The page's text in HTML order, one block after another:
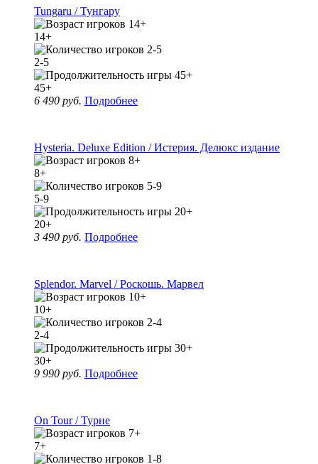
Tungaru / Тунгару
14+
2-5
45+
6 490 руб. Подробнее
Hysteria. Deluxe Edition / Истерия. Делюкс издание
8+
5-9
20+
3 490 руб. Подробнее
Splendor. Marvel / Роскошь. Марвел
10+
2-4
30+
9 990 руб. Подробнее
On Tour / Турне
7+